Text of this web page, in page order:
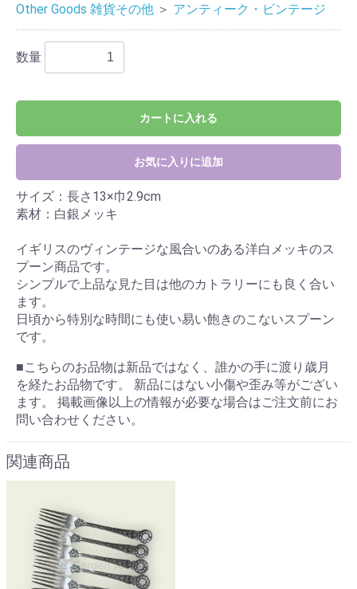
Other Goods 雑貨その他 ＞ アンティーク・ビンテージ
数量
カートに入れる
お気に入りに追加
サイズ：長さ13×巾2.9cm
素材：白銀メッキ
イギリスのヴィンテージな風合いのある洋白メッキのス
プーン商品です。
シンプルで上品な見た目は他のカトラリーにも良く合い
ます。
日頃から特別な時間にも使い易い飽きのこないスプーン
です。
■こちらのお品物は新品ではなく、誰かの手に渡り歳月
を経たお品物です。 新品にはない小傷や歪み等がござい
ます。 掲載画像以上の情報が必要な場合はご注文前にお
問い合わせください。
関連商品